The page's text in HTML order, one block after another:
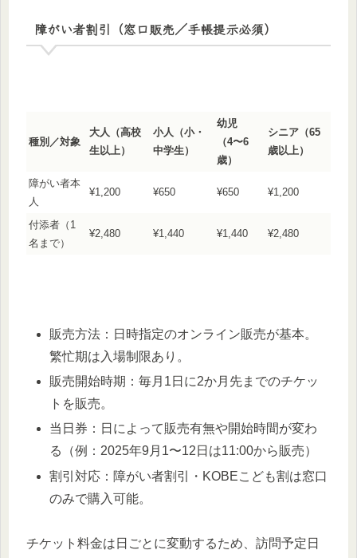
障がい者割引（窓口販売／手帳提示必須）
種別／対象
大人（高校
生以上）
小人（小・
中学生）
幼児
（4〜6
歳）
シニア（65
歳以上）
障がい者本
人
¥1,200 ¥650 ¥650 ¥1,200
付添者（1
名まで）
¥2,480 ¥1,440 ¥1,440 ¥2,480
販売方法：日時指定のオンライン販売が基本。
繁忙期は入場制限あり。
販売開始時期：毎月1日に2か月先までのチケッ
トを販売。
当日券：日によって販売有無や開始時間が変わ
る（例：2025年9月1〜12日は11:00から販売）
割引対応：障がい者割引・KOBEこども割は窓口
のみで購入可能。
チケット料金は日ごとに変動するため、訪問予定日